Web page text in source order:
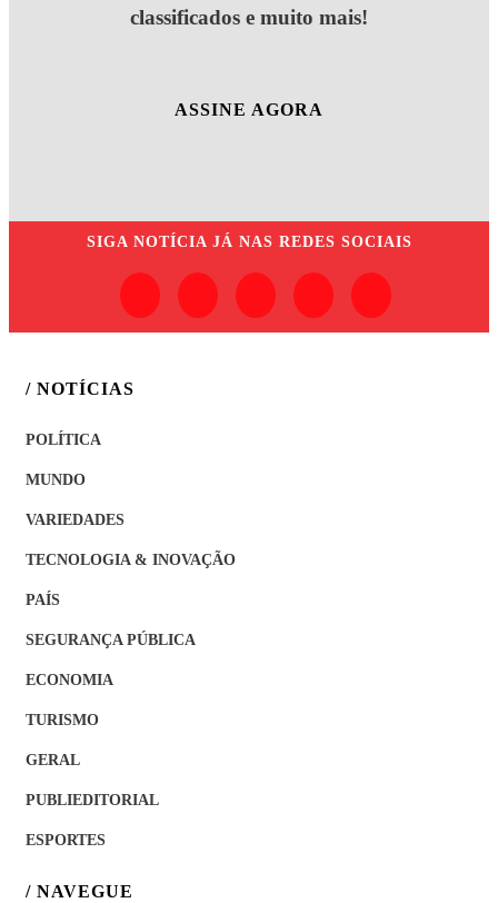
classificados e muito mais!
ASSINE AGORA
SIGA NOTÍCIA JÁ NAS REDES SOCIAIS
/ NOTÍCIAS
POLÍTICA
MUNDO
VARIEDADES
TECNOLOGIA & INOVAÇÃO
PAÍS
SEGURANÇA PÚBLICA
ECONOMIA
TURISMO
GERAL
PUBLIEDITORIAL
ESPORTES
/ NAVEGUE